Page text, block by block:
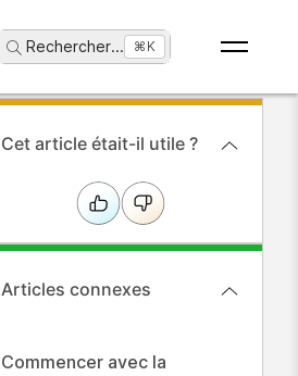
Rechercher... ⌘K
Cet article était-il utile ?
Articles connexes
Commencer avec la